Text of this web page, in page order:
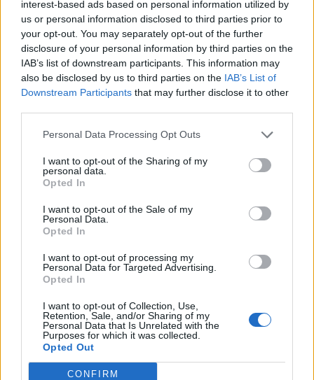
interest-based ads based on personal information utilized by
us or personal information disclosed to third parties prior to
your opt-out. You may separately opt-out of the further
disclosure of your personal information by third parties on the
IAB’s list of downstream participants. This information may
also be disclosed by us to third parties on the IAB’s List of
Downstream Participants that may further disclose it to other
Personal Data Processing Opt Outs
I want to opt-out of the Sharing of my
personal data.
Opted In
I want to opt-out of the Sale of my
Personal Data.
Opted In
I want to opt-out of processing my
Personal Data for Targeted Advertising.
Opted In
I want to opt-out of Collection, Use,
Retention, Sale, and/or Sharing of my
Personal Data that Is Unrelated with the
Purposes for which it was collected.
Opted Out
CONFIRM
Vaqueros Musical
The Beatles
@musicapuntocom